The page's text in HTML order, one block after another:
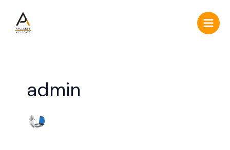
contenido
Main
admin